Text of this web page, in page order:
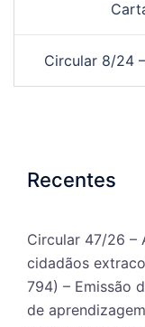
Circular 8/24
Recentes
Circular 47/26 –
cidadãos
794) – Emissão
de aprendizagem